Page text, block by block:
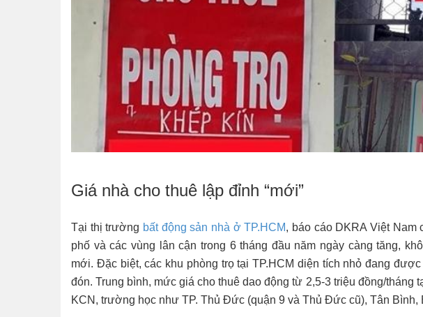
Giá nhà cho thuê lập đỉnh “mới”
Tại thị trường bất động sản nhà ở TP.HCM, báo cáo DKRA Việt Nam
phố và các vùng lân cận trong 6 tháng đầu năm ngày càng tăng,
mới. Đặc biệt, các khu phòng trọ tại TP.HCM diện tích nhỏ đang
đón. Trung bình, mức giá cho thuê dao động từ 2,5-3 triệu đồng/tháng
KCN, trường học như TP. Thủ Đức (quận 9 và Thủ Đức cũ), Tân Bình,